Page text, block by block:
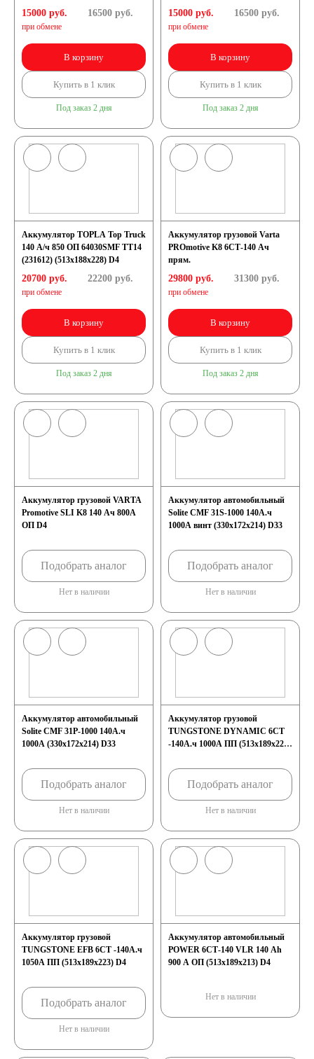
15000 руб.
при обмене
16500руб.
В корзину
Купить в 1 клик
Под заказ 2 дня
15000 руб.
при обмене
16500руб.
В корзину
Купить в 1 клик
Под заказ 2 дня
Аккумулятор TOPLA Top Truck
140 А/ч 850 ОП 64030SMF TT14
(231612) (513x188x228) D4
20700 руб.
при обмене
22200руб.
В корзину
Купить в 1 клик
Под заказ 2 дня
Аккумулятор грузовой Varta
PROmotive K8 6СТ-140 Ач
прям.
29800 руб.
при обмене
31300руб.
В корзину
Купить в 1 клик
Под заказ 2 дня
Аккумулятор грузовой VARTA
Promotive SLI K8 140 Ач 800А
ОП D4
Подобрать аналог
Нет в наличии
Аккумулятор автомобильный
Solite CMF 31S-1000 140А.ч
1000А винт (330x172x214) D33
Подобрать аналог
Нет в наличии
Аккумулятор автомобильный
Solite CMF 31Р-1000 140А.ч
1000А (330x172x214) D33
Подобрать аналог
Нет в наличии
Аккумулятор грузовой
TUNGSTONE DYNAMIC 6СТ
-140А.ч 1000А ПП (513x189x223)
Подобрать аналог
Нет в наличии
Аккумулятор грузовой
TUNGSTONE EFB 6СТ -140А.ч
1050А ПП (513x189x223) D4
Подобрать аналог
Нет в наличии
Аккумулятор автомобильный
POWER 6СТ-140 VLR 140 Ah
900 A ОП (513x189x213) D4
Нет в наличии